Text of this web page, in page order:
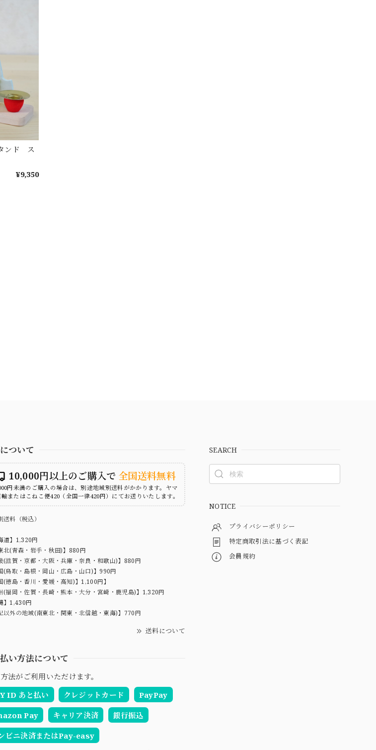
ンド ス
¥9,350
ついて
10,000円以上のご購入で 全国送料無料
円未満のご購入の場合は、別途地域別送料がかかります。ヤマ
輸またはこねこ便420（全国一律420円）にてお送りいたします。
送料（税込）
道】1,320円
北(青森・岩手・秋田)】880円
(滋賀・京都・大阪・兵庫・奈良・和歌山)】880円
(鳥取・島根・岡山・広島・山口)】990円
(徳島・香川・愛媛・高知)】1,100円】
(福岡・佐賀・長崎・熊本・大分・宮崎・鹿児島)】1,320円
】1,430円
以外の地域(南東北・関東・北信越・東海)】770円
送料について
い方法について
法がご利用いただけます。
ID あと払い
クレジットカード PayPay
Pay キャリア決済 銀行振込
ビニ決済またはPay-easy
SEARCH
NOTICE
プライバシーポリシー
特定商取引法に基づく表記
会員規約